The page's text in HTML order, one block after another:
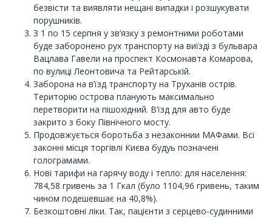
безвісти та виявляти нещані випадки і розшукувати
порушників.
З 1 по 15 серпня у зв’язку з ремонтними роботами
буде заборонено рух транспорту на виїзді з бульвара
Вацлава Гавели на проспект Космонавта Комарова,
по вулиці Леонтовича та Рейтарській.
Заборона на в’їзд транспорту на Труханів острів.
Територію острова планують максимально
перетворити на пішохідний. В’їзд для авто буде
закрито з боку Північного мосту.
Продовжується боротьба з незаконнии МАФами. Всі
законні місця торгівлі Києва будуь позначені
голограмами.
Нові тарифи на гарячу воду і тепло: для населення:
784,58 гривень за 1 Гкал (було 1104,96 гривень, таким
чином подешевшає на 40,8%).
Безкоштовні ліки. Так, пацієнти з серцево-судинними